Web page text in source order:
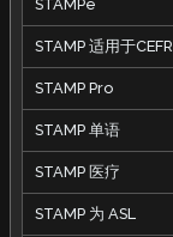
STAMPe
STAMP 适用于CEFR
STAMP Pro
STAMP 单语
STAMP 医疗
STAMP 为 ASL